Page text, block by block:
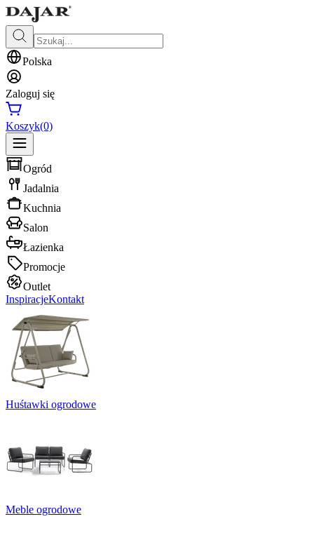
Polska
Zaloguj się
Koszyk(0)
Ogród
Jadalnia
Kuchnia
Salon
Łazienka
Promocje
Outlet
InspiracjeKontakt
Huśtawki ogrodowe
Meble ogrodowe